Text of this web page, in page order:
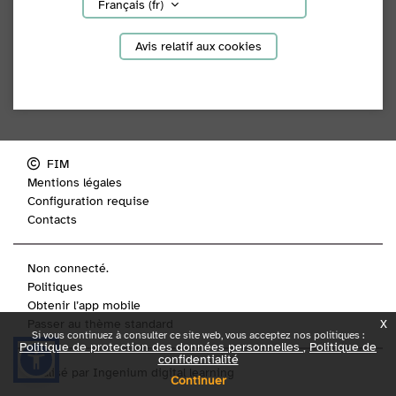
Si vous continuez à consulter ce site web, vous acceptez nos politiques :
Politique de protection des données personnelles
Politique de
confidentialité
Continuer
x
Français ‎(fr)‎
Avis relatif aux cookies
FIM
Mentions légales
Configuration requise
Contacts
Non connecté.
Politiques
Obtenir l’app mobile
Passer au thème standard
Réalisé par Ingenium digital learning